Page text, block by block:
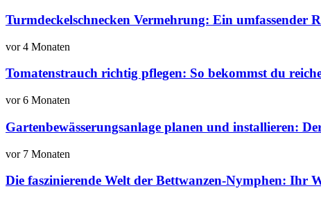
Turmdeckelschnecken Vermehrung: Ein umfassender
vor 4 Monaten
Tomatenstrauch richtig pflegen: So bekommst du
vor 6 Monaten
Gartenbewässerungsanlage planen und installieren:
vor 7 Monaten
Die faszinierende Welt der Bettwanzen-Nymphen: Ihr